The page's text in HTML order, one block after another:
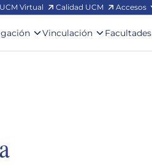
UCM Virtual Calidad UCM Accesos
Vinculación Facultades